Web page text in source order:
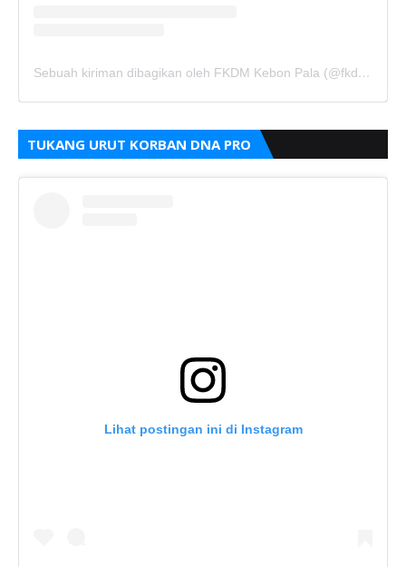
Sebuah kiriman dibagikan oleh FKDM Kebon Pala (@fkdm_kebonpala)
TUKANG URUT KORBAN DNA PRO
Lihat postingan ini di Instagram